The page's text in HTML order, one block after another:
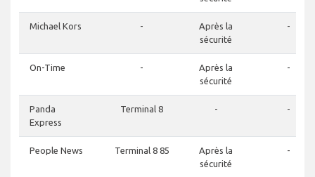
Michael Kors -
Après la
sécurité
-
On-Time -
Après la
sécurité
-
Panda
Express
Terminal 8 - -
People News Terminal 8 85
Après la
sécurité
-